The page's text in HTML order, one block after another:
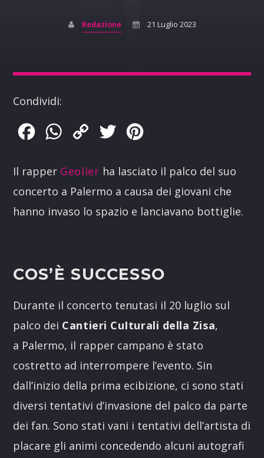
Redazione 21 Luglio 2023
Condividi:
FacebookWhatsApp
Copy
Twitter
Il rapper Geolier ha lasciato il palco del suo
concerto a Palermo a causa dei giovani che
hanno invaso lo spazio e lanciavano bottiglie.
COS’È SUCCESSO
Durante il concerto tenutasi il 20 luglio sul
palco dei Cantieri CuIturali della Zisa,
a Palermo, il rapper campano è stato
costretto ad interrompere l’evento. Sin
dall’inizio della prima ecibizione, ci sono stati
diversi tentativi d’invasione del palco da parte
dei fan. Sono stati vani i tentativi dell’artista di
placare gli animi concedendo alcuni autografi